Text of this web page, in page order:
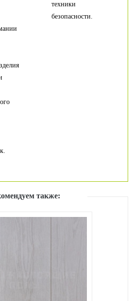
техники
безопасности.
также: